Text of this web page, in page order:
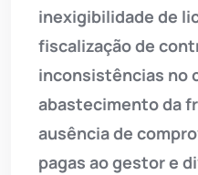
inexigibilidade de
fiscalização de
inconsistências no
abastecimento da
ausência de
pagas ao gestor e